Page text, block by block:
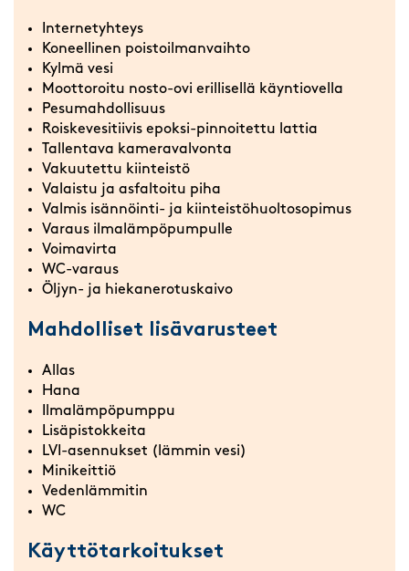
Internetyhteys
Koneellinen poistoilmanvaihto
Kylmä vesi
Moottoroitu nosto-ovi erillisellä käyntiovella
Pesumahdollisuus
Roiskevesitiivis epoksi-pinnoitettu lattia
Tallentava kameravalvonta
Vakuutettu kiinteistö
Valaistu ja asfaltoitu piha
Valmis isännöinti- ja kiinteistöhuoltosopimus
Varaus ilmalämpöpumpulle
Voimavirta
WC-varaus
Öljyn- ja hiekanerotuskaivo
Mahdolliset lisävarusteet
Allas
Hana
Ilmalämpöpumppu
Lisäpistokkeita
LVI-asennukset (lämmin vesi)
Minikeittiö
Vedenlämmitin
WC
Käyttötarkoitukset